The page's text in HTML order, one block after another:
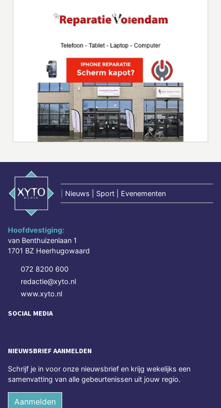
Nieuws | Sport | Evenementen
Hoofdvestiging:
van Benthuizenlaan 1
1701 BZ Heerhugowaard
072 8200 600
redactie@xyto.nl
www.xyto.nl
SOCIAL MEDIA
NIEUWSBRIEF AANMELDEN
Schrijf je in voor onze nieuwsbrief en krijg wekelijks een
samenvatting van alle gebeurtenissen uit jouw regio.
Aanmelden